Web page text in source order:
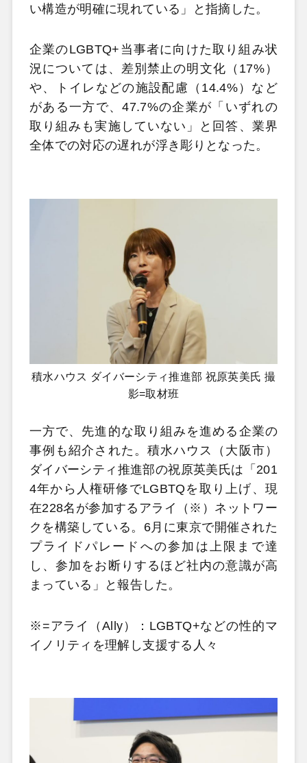
い構造が明確に現れている」と指摘した。
企業のLGBTQ+当事者に向けた取り組み状
況については、差別禁止の明文化（17%）
や、トイレなどの施設配慮（14.4%）など
がある一方で、47.7%の企業が「いずれの
取り組みも実施していない」と回答、業界
全体での対応の遅れが浮き彫りとなった。
積水ハウス ダイバーシティ推進部 祝原英美氏 撮
影=取材班
一方で、先進的な取り組みを進める企業の
事例も紹介された。積水ハウス（大阪市）
ダイバーシティ推進部の祝原英美氏は「201
4年から人権研修でLGBTQを取り上げ、現
在228名が参加するアライ（※）ネットワー
クを構築している。6月に東京で開催された
プライドパレードへの参加は上限まで達
し、参加をお断りするほど社内の意識が高
まっている」と報告した。
※=アライ（Ally）：LGBTQ+などの性的マ
イノリティを理解し支援する人々